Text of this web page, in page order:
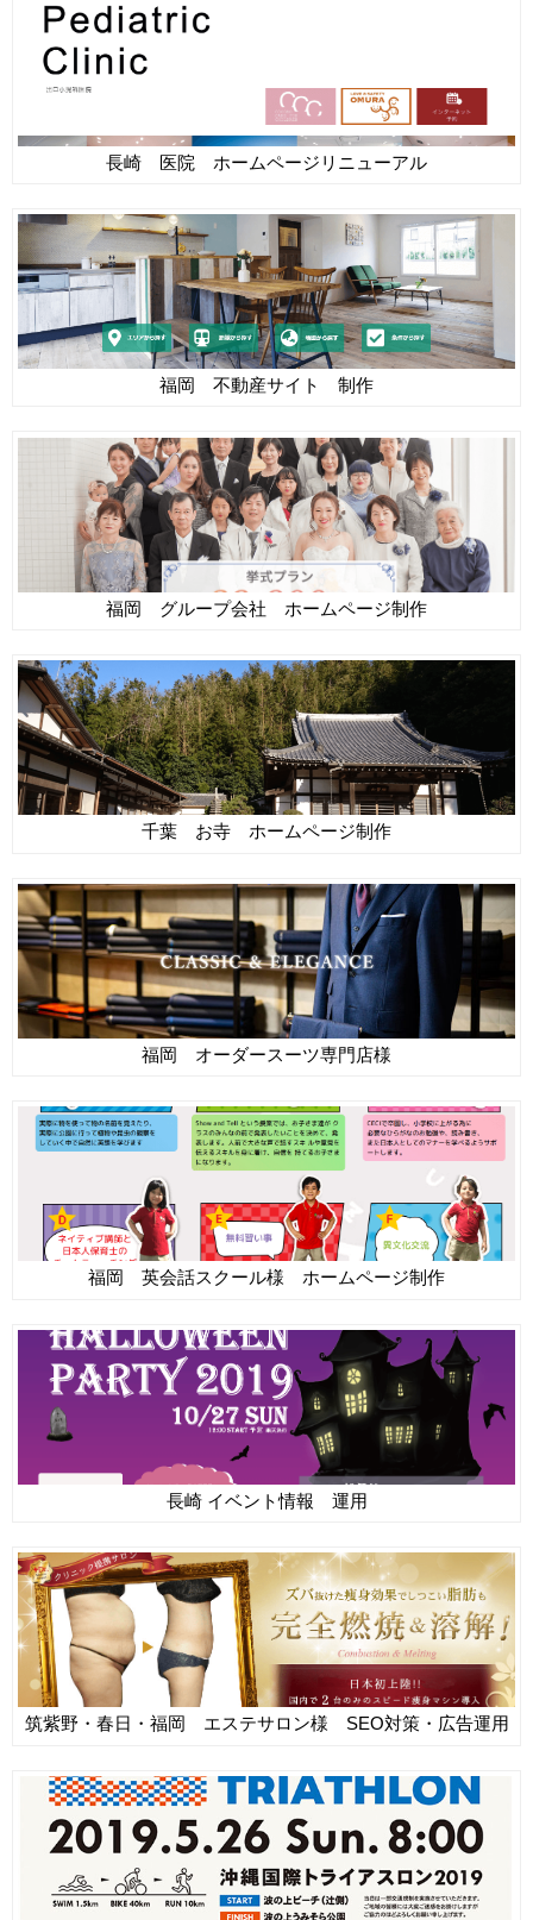
長崎 医院 ホームページリニューアル
福岡 不動産サイト 制作
福岡 グループ会社 ホームページ制作
千葉 お寺 ホームページ制作
福岡 オーダースーツ専門店様
福岡 英会話スクール様 ホームページ制作
長崎 イベント情報 運用
筑紫野・春日・福岡 エステサロン様 SEO対策・広告運用